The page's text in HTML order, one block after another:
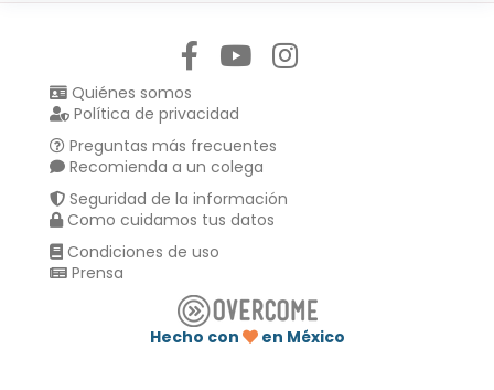
Quiénes somos
Política de privacidad
Preguntas más frecuentes
Recomienda a un colega
Seguridad de la información
Como cuidamos tus datos
Condiciones de uso
Prensa
Hecho con
en México